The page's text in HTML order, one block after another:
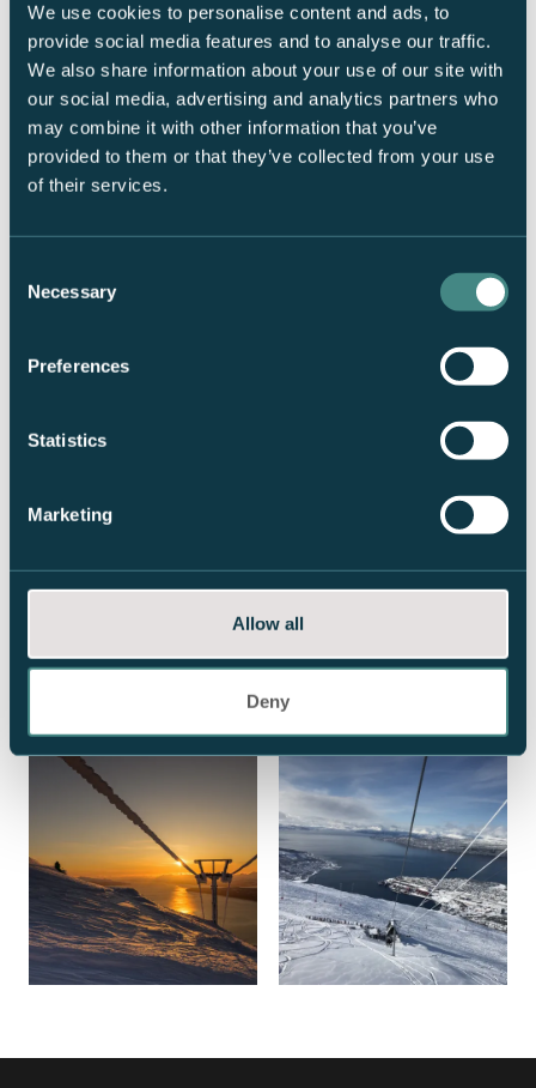
We use cookies to personalise content and ads, to
provide social media features and to analyse our traffic.
We also share information about your use of our site with
our social media, advertising and analytics partners who
may combine it with other information that you’ve
provided to them or that they’ve collected from your use
of their services.
Selection
Necessary
Preferences
Statistics
Marketing
Allow all
Deny
For å kunne drifte den gamle stolheisen fra 1990 ytterligere en sesong,
kreves betydelige investeringer. Dette er midler organisasjonen har
besluttet å legge i ny infrastruktur fremfor vedlikehold av en gammel
heis. Det betyr at den gamle stolheisen ikke vil være åpen for skigjester
slik den står i dag, og at den gamle Linkenheisen nå er historie.
Heisen blir stående under byggingen av den nye stolheisen, og vil blant
annet vil bli brukt til varetransport i anleggsperioden. Deretter skal den
25/26.
Du kan lese mer om VM i Narvik